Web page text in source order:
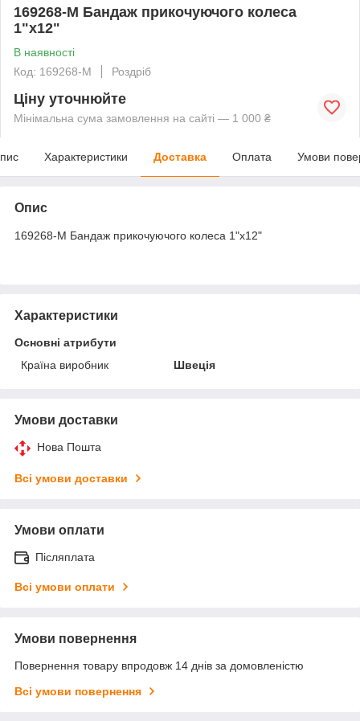
169268-M Бандаж прикочуючого колеса
1"х12"
В наявності
Код: 169268-M
Роздріб
Ціну уточнюйте
Мінімальна сума замовлення на сайті — 1 000 ₴
Характеристики Доставка Оплата Умови
Опис
169268-M Бандаж прикочуючого колеса 1"х12"
Характеристики
Основні атрибути
Країна виробник
Швеція
Умови доставки
Нова Пошта
Всі умови доставки
Умови оплати
Післяплата
Всі умови оплати
Умови повернення
Повернення товару впродовж 14 днів за домовленістю
Всі умови повернення